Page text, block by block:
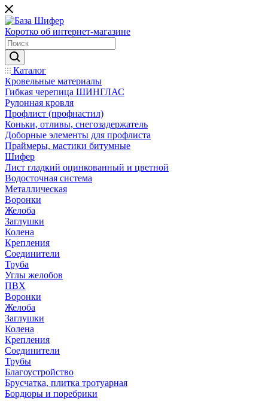
Коротко об интернет-магазине
Каталог
Кровельные материалы
Гибкая черепица ШИНГЛАС
Рулонная кровля
Профлист (профнастил)
Коньки, отливы, снегозадержатель
Доборные элементы для профлиста
Праймеры, мастики битумные
Шифер
Лист гладкий оцинкованный и цветной
Водосточная система
Металлическая
Воронки
Желоба
Заглушки
Колена
Крепления
Соединители
Труба
Углы желобов
ПВХ
Воронки
Желоба
Заглушки
Колена
Крепления
Соединители
Трубы
Благоустройство
Брусчатка, плитка тротуарная
Бордюры и поребрики